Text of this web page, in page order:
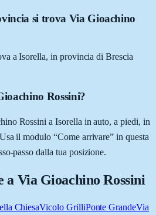
si trova Via Gioachino
a Isorella, in provincia di Brescia
Rossini?
Rossini a Isorella in auto, a piedi, in
il modulo “Come arrivare” in questa
passo dalla tua posizione.
a Via Gioachino Rossini
ChiesaVicolo GrilliPonte GrandeVia